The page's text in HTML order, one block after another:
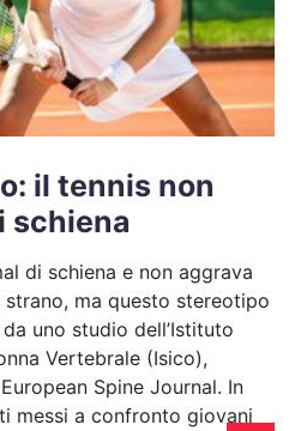
il tennis non
schiena
di schiena e non aggrava
ma questo stereotipo
uno studio dell’Istituto
Vertebrale (Isico),
Spine Journal. In
messi a confronto giovani